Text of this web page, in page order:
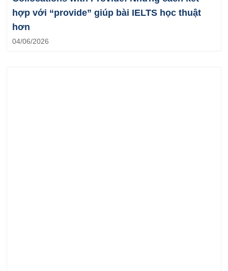
hợp với “provide” giúp bài IELTS học thuật
hơn
04/06/2026